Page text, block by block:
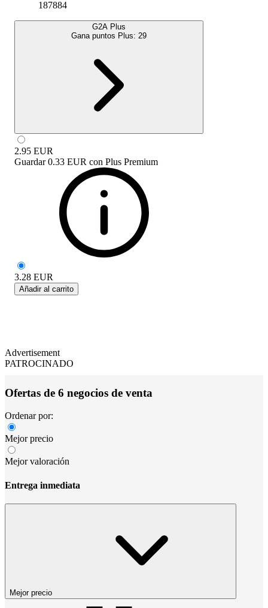
187884
G2A Plus
Gana puntos Plus: 29
2.95 EUR
Guardar 0.33 EUR con Plus Premium
3.28 EUR
Añadir al carrito
Advertisement
PATROCINADO
Ofertas de 6 negocios de venta
Ordenar por:
Mejor precio
Mejor valoración
Entrega inmediata
Mejor precio